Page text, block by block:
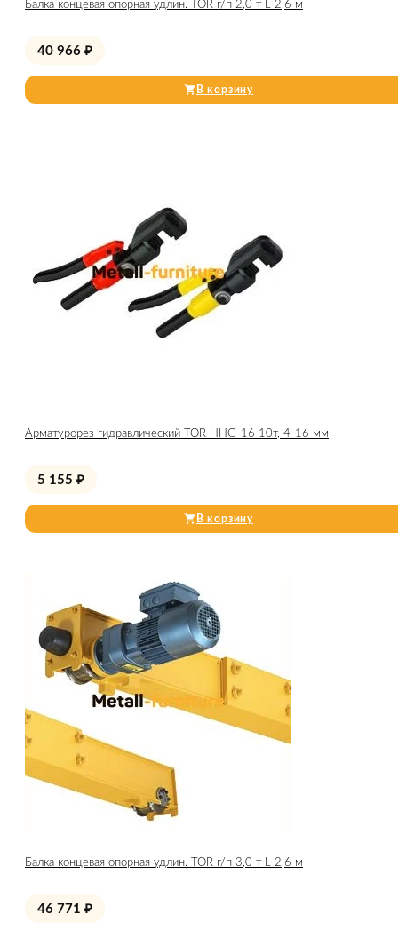
Балка концевая опорная удлин. TOR г/п 2,0 т L 2,6 м
40 966 ₽
В корзину
Арматурорез гидравлический TOR HHG-16 10т, 4-16 мм
5 155 ₽
В корзину
Балка концевая опорная удлин. TOR г/п 3,0 т L 2,6 м
46 771 ₽